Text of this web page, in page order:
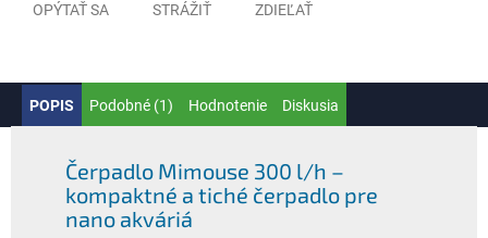
OPÝTAŤ SA STRÁŽIŤ ZDIEĽAŤ
POPIS Podobné (1) Hodnotenie Diskusia
Čerpadlo Mimouse 300 l/h –
kompaktné a tiché čerpadlo pre
nano akváriá